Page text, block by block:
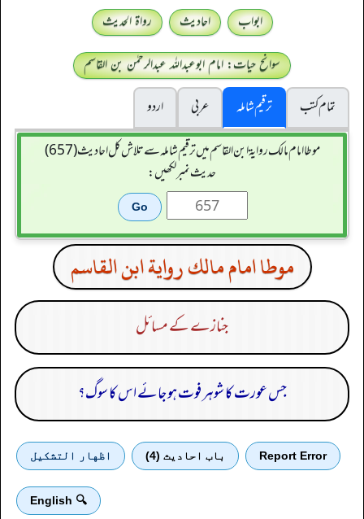
ابواب احادیث
رواۃ الحدیث
سوانح حیات: امام ابوعبداللہ عبدالرحمٰن بن القاسم
تمام کتب
ترقیم شاملہ عربی
اردو
موطا امام مالك رواية ابن القاسم میں ترقیم شاملہ سے تلاش کل احادیث (657)
حدیث نمبر لکھیں:
موطا امام مالك رواية ابن القاسم
جنازے کے مسائل
جس عورت کا شوہر فوت ہو جائے اس کا سوگ؟
Report Error باب احادیث (4) اظهار التشكيل
🔍 English